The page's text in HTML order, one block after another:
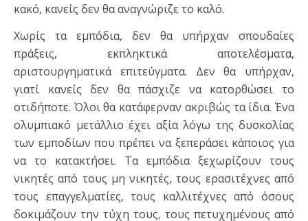
κακό, κανείς δεν θα αναγνώριζε το καλό.
Χωρίς τα εμπόδια, δεν θα υπήρχαν σπουδαίες
πράξεις, εκπληκτικά αποτελέσματα,
αριστουργηματικά επιτεύγματα. Δεν θα υπήρχαν,
γιατί κανείς δεν θα πάσχιζε να κατορθώσει το
οτιδήποτε. Όλοι θα κατάφερναν ακριβώς τα ίδια. Ένα
ολυμπιακό μετάλλιο έχει αξία λόγω της δυσκολίας
των εμποδίων που πρέπει να ξεπεράσει κάποιος για
να το κατακτήσει. Τα εμπόδια ξεχωρίζουν τους
νικητές από τους μη νικητές, τους ερασιτέχνες από
τους επαγγελματίες, τους καλλιτέχνες από όσους
δοκιμάζουν την τύχη τους, τους πετυχημένους από